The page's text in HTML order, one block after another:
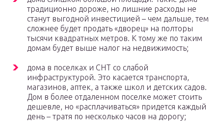
традиционно дороже, но лишние расходы не
станут выгодной инвестицией – чем дальше, тем
сложнее будет продать «дворец» на полторы
тысячи квадратных метров. К тому же по таким
домам будет выше налог на недвижимость;
дома в поселках и СНТ со слабой
инфраструктурой. Это касается транспорта,
магазинов, аптек, а также школ и детских садов.
Дом в более отдаленном поселке может стоить
дешевле, но «расплачиваться» придется каждый
день – тратя по несколько часов на дорогу;